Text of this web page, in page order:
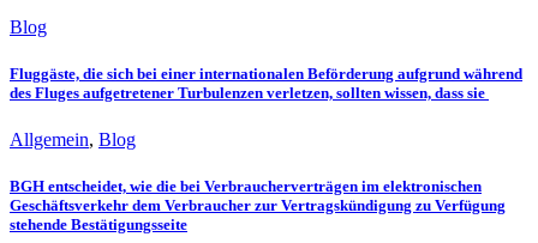
Blog
Fluggäste, die sich bei einer internationalen Beförderung aufgrund während
des Fluges aufgetretener Turbulenzen verletzen, sollten wissen, dass sie
Allgemein, Blog
BGH entscheidet, wie die bei Verbraucherverträgen im elektronischen
Geschäftsverkehr dem Verbraucher zur Vertragskündigung zu Verfügung
stehende Bestätigungsseite